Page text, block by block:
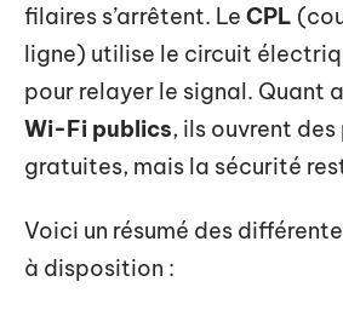
filaires s’arrêtent. Le CPL
ligne) utilise le circuit
pour relayer le signal. Quant
Wi-Fi publics, ils ouvrent
gratuites, mais la sécurité
Voici un résumé des
à disposition :